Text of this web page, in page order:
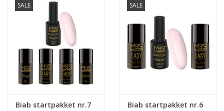
SALE
Biab startpakket nr.7
SALE
Biab startpakket nr.6